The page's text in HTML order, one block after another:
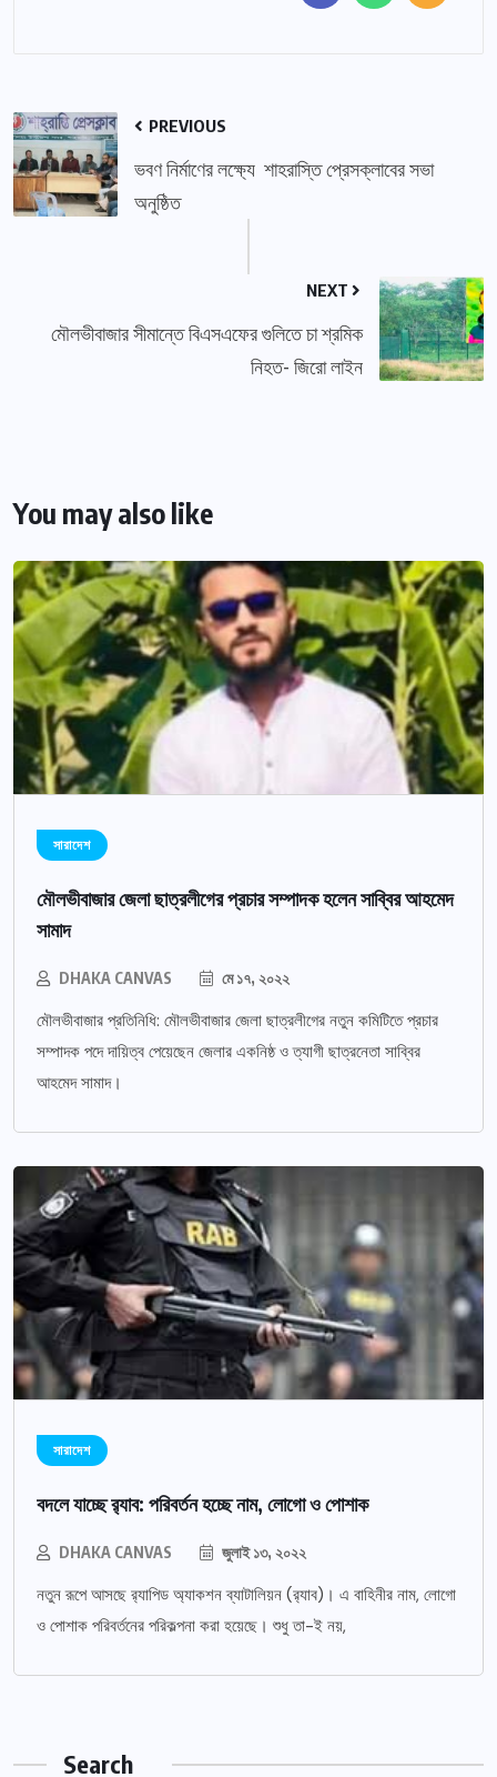
PREVIOUS
ভবণ নির্মাণের লক্ষ্যে শাহরাস্তি প্রেসক্লাবের সভা
অনুষ্ঠিত
NEXT
মৌলভীবাজার সীমান্তে বিএসএফের গুলিতে চা শ্রমিক
নিহত- জিরো লাইন
You may also like
সারাদেশ
মৌলভীবাজার জেলা ছাত্রলীগের প্রচার সম্পাদক হলেন সাব্বির আহমেদ
সামাদ
DHAKA CANVAS মে ১৭, ২০২২
মৌলভীবাজার প্রতিনিধি: মৌলভীবাজার জেলা ছাত্রলীগের নতুন কমিটিতে প্রচার
সম্পাদক পদে দায়িত্ব পেয়েছেন জেলার একনিষ্ঠ ও ত্যাগী ছাত্রনেতা সাব্বির
আহমেদ সামাদ।
সারাদেশ
বদলে যাচ্ছে র‌্যাব: পরিবর্তন হচ্ছে নাম, লোগো ও পোশাক
DHAKA CANVAS জুলাই ১৩, ২০২২
নতুন রূপে আসছে র‌্যাপিড অ্যাকশন ব্যাটালিয়ন (র‌্যাব)। এ বাহিনীর নাম, লোগো
ও পোশাক পরিবর্তনের পরিকল্পনা করা হয়েছে। শুধু তা-ই নয়,
Search